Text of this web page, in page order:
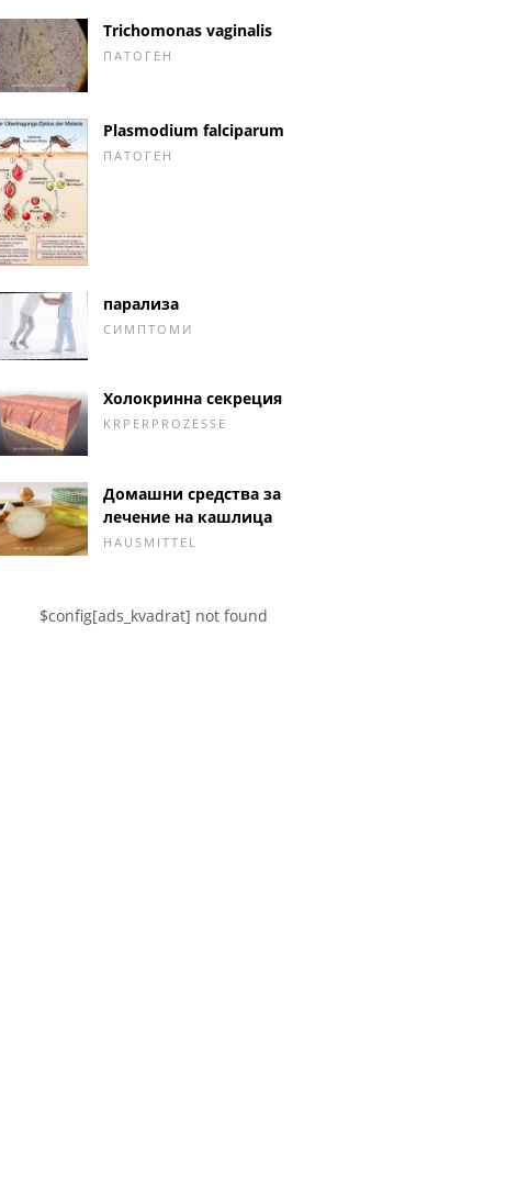
Trichomonas vaginalis
ПАТОГЕН
Plasmodium falciparum
ПАТОГЕН
парализа
СИМПТОМИ
Холокринна секреция
KRPERPROZESSE
Домашни средства за
лечение на кашлица
HAUSMITTEL
$config[ads_kvadrat] not found